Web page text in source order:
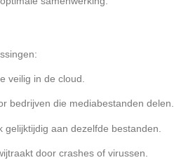
veilig in de cloud.
bedrijven die mediabestanden delen.
aan dezelfde bestanden.
door crashes of virussen.